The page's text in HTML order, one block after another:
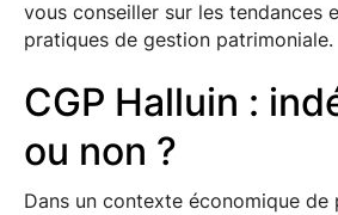
vous conseiller sur les tendances
pratiques de gestion patrimoniale.
CGP Halluin :
ou non ?
Dans un contexte économique de